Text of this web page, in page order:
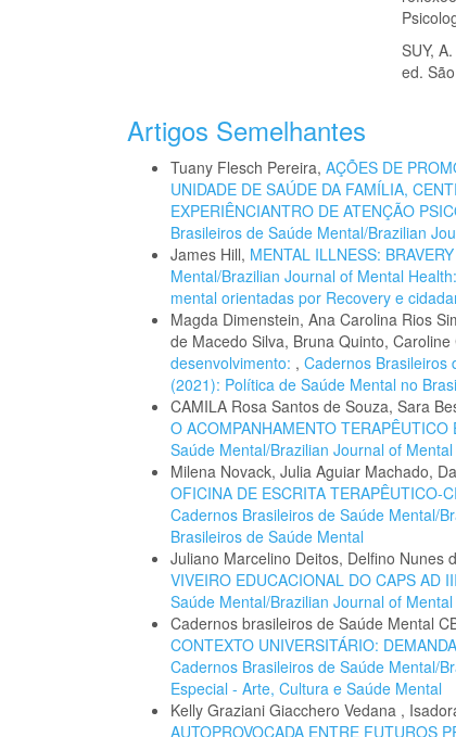
SUY,
ed.
Artigos Semelhantes
Tuany Flesch Pereira, AÇÕES DE
UNIDADE DE SAÚDE DA FAMÍLIA,
EXPERIÊNCIANTRO DE ATENÇÃO
Brasileiros de Saúde Mental/Brazilian
James Hill, MENTAL ILLNESS:
Mental/Brazilian Journal of Mental
mental orientadas por Recovery e
Magda Dimenstein, Ana Carolina Rios
de Macedo Silva, Bruna Quinto, Caroline
desenvolvimento: , Cadernos Brasileiros
(2021): Política de Saúde Mental no
CAMILA Rosa Santos de Souza, Sara
O ACOMPANHAMENTO
Saúde Mental/Brazilian Journal of
Milena Novack, Julia Aguiar Machado,
OFICINA DE ESCRITA TERAPÊUTICO-
Cadernos Brasileiros de Saúde Mental/
Brasileiros de Saúde Mental
Juliano Marcelino Deitos, Delfino Nunes
VIVEIRO EDUCACIONAL DO CAPS AD
Saúde Mental/Brazilian Journal of
Cadernos brasileiros de Saúde Mental
CONTEXTO UNIVERSITÁRIO:
Cadernos Brasileiros de Saúde Mental/
Especial - Arte, Cultura e Saúde Mental
Kelly Graziani Giacchero Vedana ,
AUTOPROVOCADA ENTRE FUTUROS